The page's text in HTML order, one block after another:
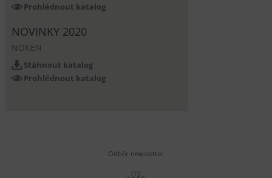
Prohlédnout katalog
NOVINKY 2020
NOKEN
Stáhnout katalog
Prohlédnout katalog
Odběr newsletter